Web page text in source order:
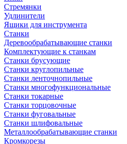
Стремянки
Удлинители
Ящики для инструмента
Станки
Деревообрабатывающие станки
Комплектующие к станкам
Станки брусующие
Станки круглопильные
Станки ленточнопильные
Станки многофункциональные
Станки токарные
Станки торцовочные
Станки фуговальные
Станки шлифовальные
Металлообрабатывающие станки
Кромкорезы